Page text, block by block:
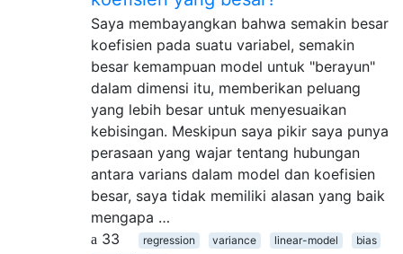
Saya membayangkan bahwa semakin besar
koefisien pada suatu variabel, semakin
besar kemampuan model untuk "berayun"
dalam dimensi itu, memberikan peluang
yang lebih besar untuk menyesuaikan
kebisingan. Meskipun saya pikir saya punya
perasaan yang wajar tentang hubungan
antara varians dalam model dan koefisien
besar, saya tidak memiliki alasan yang baik
mengapa …
33
regression variance linear-model
bias